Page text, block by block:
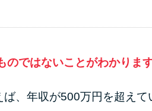
ンの選び方を徹底解説！
利でお得な返済方法はどれ？
のではないことがわかりま
、年収が500万円を超えて